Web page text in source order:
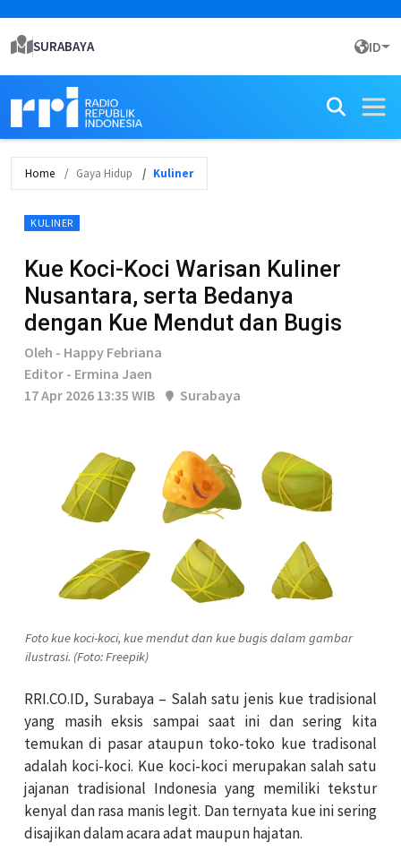
SURABAYA ID
Home Gaya Hidup Kuliner
KULINER
Kue Koci-Koci Warisan Kuliner
Nusantara, serta Bedanya
dengan Kue Mendut dan Bugis
Oleh - Happy Febriana
Editor - Ermina Jaen
17 Apr 2026 13:35 WIB
Surabaya
Foto kue koci-koci, kue mendut dan kue bugis dalam gambar
ilustrasi. (Foto: Freepik)
RRI.CO.ID, Surabaya – Salah satu jenis kue tradisional
yang masih eksis sampai saat ini dan sering kita
temukan di pasar ataupun toko-toko kue tradisonal
adalah koci-koci. Kue koci-koci merupakan salah satu
jajanan tradisional Indonesia yang memiliki tekstur
kenyal dan rasa manis legit. Dan ternyata kue ini sering
disajikan dalam acara adat maupun hajatan.